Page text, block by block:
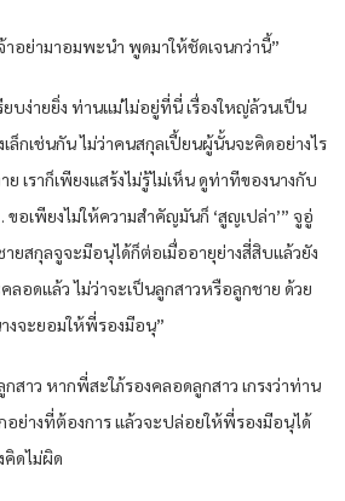
จ้าอย่ามาอมพะนำ พูดมาให้ชัดเจนกว่านี้”
ยบง่ายยิ่ง ท่านแม่ไม่อยู่ที่นี่ เรื่องใหญ่ล้วนเป็น
งเล็กเช่นกัน ไม่ว่าคนสกุลเปี้ยนผู้นั้นจะคิดอย่างไร
ย เราก็เพียงแสร้งไม่รู้ไม่เห็น ดูท่าทีของนางกับ
อเพียงไม่ให้ความสำคัญมันก็ ‘สูญเปล่า’” จูอู่
ยสกุลจูจะมีอนุได้ก็ต่อเมื่ออายุย่างสี่สิบแล้วยัง
ลอดแล้ว ไม่ว่าจะเป็นลูกสาวหรือลูกชาย ด้วย
งจะยอมให้พี่รองมีอนุ”
กสาว หากพี่สะใภ้รองคลอดลูกสาว เกรงว่าท่าน
ย่างที่ต้องการ แล้วจะปล่อยให้พี่รองมีอนุได้
คิดไม่ผิด